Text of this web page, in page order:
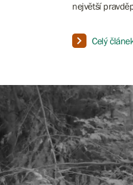
největší
Celý